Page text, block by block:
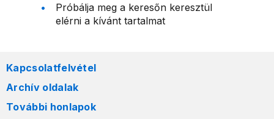
Próbálja meg a keresőn keresztül
elérni a kívánt tartalmat
Kapcsolatfelvétel
Archív oldalak
További honlapok